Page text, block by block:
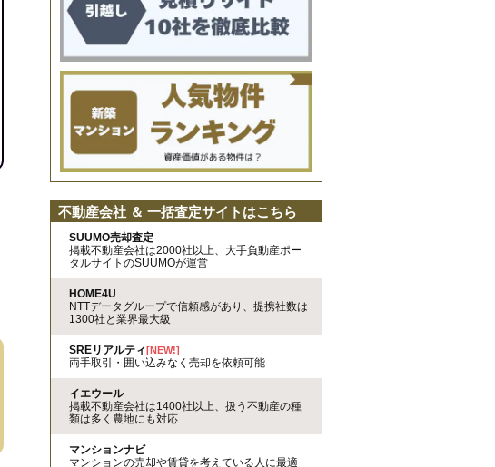
不動産会社 ＆ 一括査定サイトはこちら
SUUMO売却査定
掲載不動産会社は2000社以上、大手負動産ポー
タルサイトのSUUMOが運営
HOME4U
NTTデータグループで信頼感があり、提携社数は
1300社と業界最大級
SREリアルティ[NEW!]
両手取引・囲い込みなく売却を依頼可能
イエウール
掲載不動産会社は1400社以上、扱う不動産の種
類は多く農地にも対応
マンションナビ
マンションの売却や賃貸を考えている人に最適